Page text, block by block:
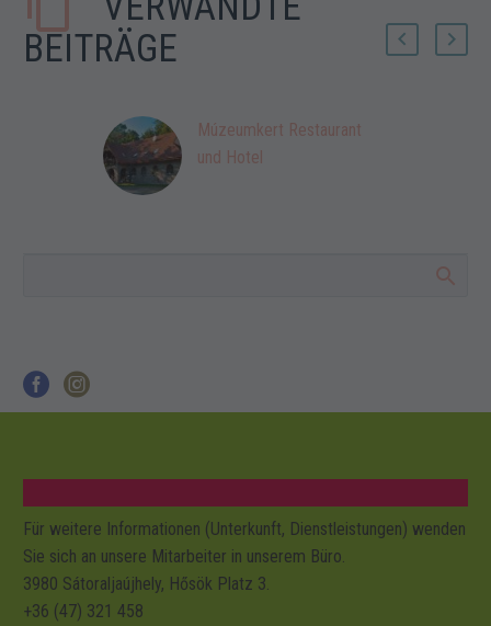
BEITRÄGE
Múzeumkert Restaurant
und Hotel
Für weitere Informationen (Unterkunft, Dienstleistungen) wenden
Sie sich an unsere Mitarbeiter in unserem Büro.
3980 Sátoraljaújhely, Hősök Platz 3.
+36 (47) 321 458